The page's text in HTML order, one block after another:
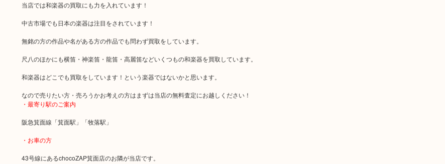
当店では和楽器の買取にも力を入れています！
中古市場でも日本の楽器は注目をされています！
無銘の方の作品や名がある方の作品でも問わず買取をしています。
尺八のほかにも横笛・神楽笛・龍笛・高麗笛などいくつもの和楽器を買取しています。
和楽器はどこでも買取をしています！という楽器ではないかと思います。
なので売りたい方・売ろうかお考えの方はまずは当店の無料査定にお越しください！
・最寄り駅のご案内
阪急箕面線「箕面駅」「牧落駅」
・お車の方
43号線にあるchocoZAP箕面店のお隣が当店です。